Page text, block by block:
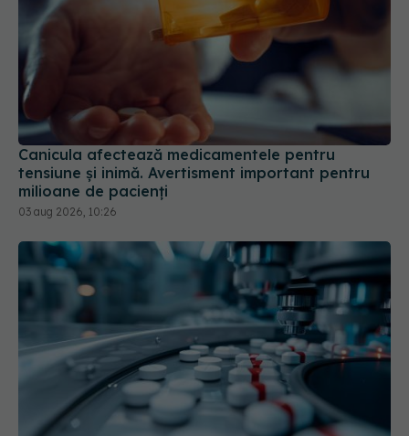
Canicula afectează medicamentele pentru
tensiune și inimă. Avertisment important pentru
milioane de pacienți
03 aug 2026, 10:26